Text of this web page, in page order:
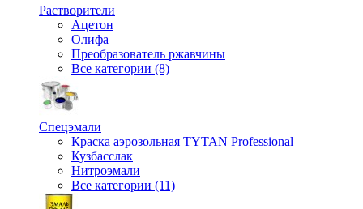
Растворители
Ацетон
Олифа
Преобразователь ржавчины
Все категории (8)
Спецэмали
Краска аэрозольная TYTAN Professional
Кузбасслак
Нитроэмали
Все категории (11)